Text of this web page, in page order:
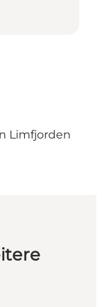
Limfjorden